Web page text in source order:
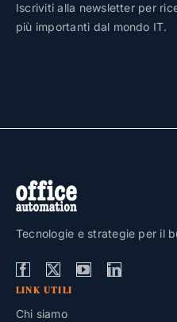
Iscriviti alla newsletter per
più importanti dal mondo IT.
Tecnologie e strategie per il
LINK UTILI
Chi siamo